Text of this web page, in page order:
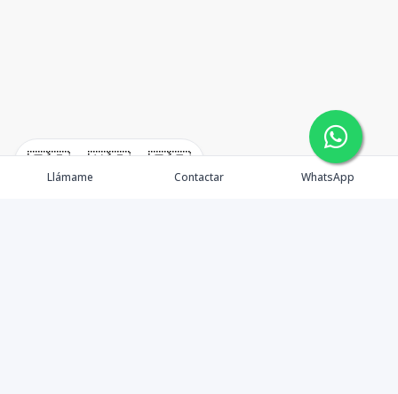
🇪🇸 🇺🇸 🇫🇷
Llámame Contactar WhatsApp